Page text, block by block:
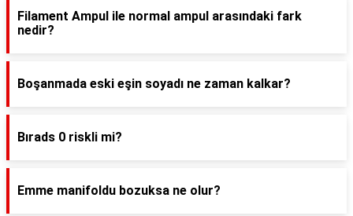
Filament Ampul ile normal ampul arasındaki fark
nedir?
Boşanmada eski eşin soyadı ne zaman kalkar?
Bırads 0 riskli mi?
Emme manifoldu bozuksa ne olur?